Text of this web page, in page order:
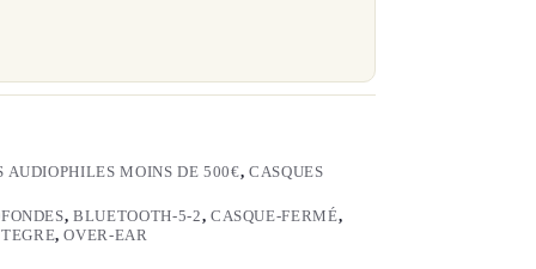
AUDIOPHILES MOINS DE 500€,CASQUES
,BLUETOOTH-5-2, CASQUE-FERMÉ,
,OVER-EAR